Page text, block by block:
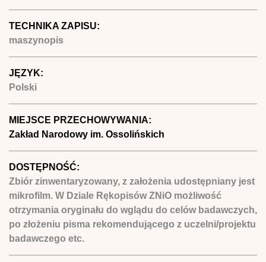
TECHNIKA ZAPISU:
maszynopis
JĘZYK:
Polski
MIEJSCE PRZECHOWYWANIA:
Zakład Narodowy im. Ossolińskich
DOSTĘPNOŚĆ:
Zbiór zinwentaryzowany, z założenia udostępniany jest
mikrofilm. W Dziale Rękopisów ZNiO możliwość
otrzymania oryginału do wglądu do celów badawczych,
po złożeniu pisma rekomendującego z uczelni/projektu
badawczego etc.